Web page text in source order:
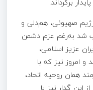
روزه اخیر با رژیم صهیونی، هم‌دلی و
شد به‌رغم عزم دشمن
عزیز اسلامی،
و امروز نیز که با
همان روحیه‌ اتحاد،